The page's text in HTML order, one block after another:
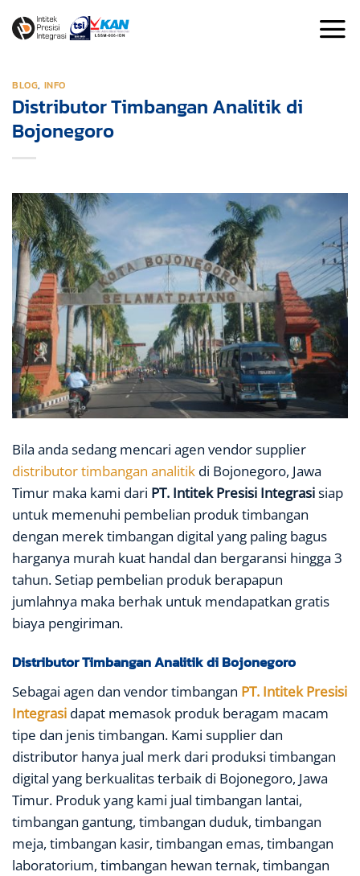
BLOG, INFO
Distributor Timbangan Analitik di
Bojonegoro
Bila anda sedang mencari agen vendor supplier
distributor timbangan analitik di Bojonegoro, Jawa
Timur maka kami dari PT. Intitek Presisi Integrasisiap
untuk memenuhi pembelian produk timbangan
dengan merek timbangan digital yang paling bagus
harganya murah kuat handal dan bergaransi hingga 3
tahun. Setiap pembelian produk berapapun
jumlahnya maka berhak untuk mendapatkan gratis
biaya pengiriman.
Distributor Timbangan Analitik di Bojonegoro
Sebagai agen dan vendor timbangan PT. Intitek Presisi
Integrasi dapat memasok produk beragam macam
tipe dan jenis timbangan. Kami supplier dan
distributor hanya jual merk dari produksi timbangan
digital yang berkualitas terbaik di Bojonegoro, Jawa
Timur. Produk yang kami jual timbangan lantai,
timbangan gantung, timbangan duduk, timbangan
meja, timbangan kasir, timbangan emas, timbangan
laboratorium, timbangan hewan ternak, timbangan